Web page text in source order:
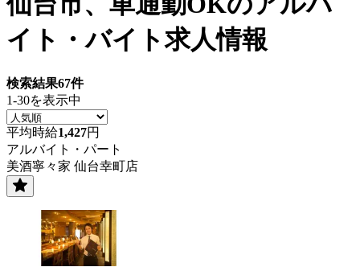
イト・バイト求人情報
検索結果67件
1-30を表示中
平均時給1,427円
アルバイト・パート
美酒寧々家 仙台幸町店